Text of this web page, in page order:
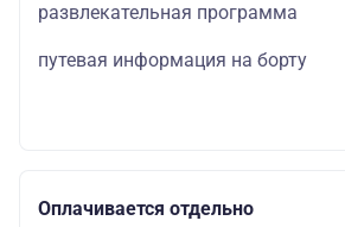
развлекательная программа
путевая информация на борту
Оплачивается отдельно